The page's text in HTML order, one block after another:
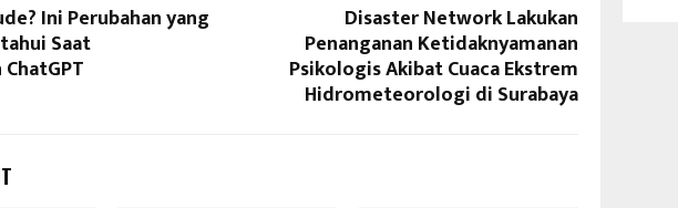
Ini Perubahan yang
Saat
Disaster Network Lakukan
Penanganan Ketidaknyamanan
Psikologis Akibat Cuaca Ekstrem
Hidrometeorologi di Surabaya